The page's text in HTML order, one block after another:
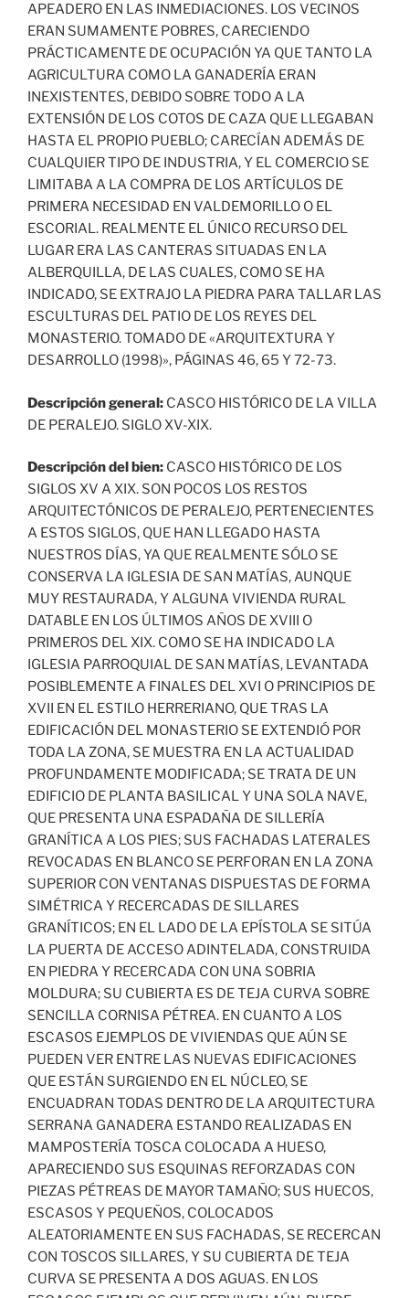
APEADERO EN LAS INMEDIACIONES. LOS VECINOS
ERAN SUMAMENTE POBRES, CARECIENDO
PRÁCTICAMENTE DE OCUPACIÓN YA QUE TANTO LA
AGRICULTURA COMO LA GANADERÍA ERAN
INEXISTENTES, DEBIDO SOBRE TODO A LA
EXTENSIÓN DE LOS COTOS DE CAZA QUE LLEGABAN
HASTA EL PROPIO PUEBLO; CARECÍAN ADEMÁS DE
CUALQUIER TIPO DE INDUSTRIA, Y EL COMERCIO SE
LIMITABA A LA COMPRA DE LOS ARTÍCULOS DE
PRIMERA NECESIDAD EN VALDEMORILLO O EL
ESCORIAL. REALMENTE EL ÚNICO RECURSO DEL
LUGAR ERA LAS CANTERAS SITUADAS EN LA
ALBERQUILLA, DE LAS CUALES, COMO SE HA
INDICADO, SE EXTRAJO LA PIEDRA PARA TALLAR LAS
ESCULTURAS DEL PATIO DE LOS REYES DEL
MONASTERIO. TOMADO DE «ARQUITEXTURA Y
DESARROLLO (1998)», PÁGINAS 46, 65 Y 72-73.
Descripción general: CASCO HISTÓRICO DE LA VILLA
DE PERALEJO. SIGLO XV-XIX.
Descripción del bien: CASCO HISTÓRICO DE LOS
SIGLOS XV A XIX. SON POCOS LOS RESTOS
ARQUITECTÓNICOS DE PERALEJO, PERTENECIENTES
A ESTOS SIGLOS, QUE HAN LLEGADO HASTA
NUESTROS DÍAS, YA QUE REALMENTE SÓLO SE
CONSERVA LA IGLESIA DE SAN MATÍAS, AUNQUE
MUY RESTAURADA, Y ALGUNA VIVIENDA RURAL
DATABLE EN LOS ÚLTIMOS AÑOS DE XVIII O
PRIMEROS DEL XIX. COMO SE HA INDICADO LA
IGLESIA PARROQUIAL DE SAN MATÍAS, LEVANTADA
POSIBLEMENTE A FINALES DEL XVI O PRINCIPIOS DE
XVII EN EL ESTILO HERRERIANO, QUE TRAS LA
EDIFICACIÓN DEL MONASTERIO SE EXTENDIÓ POR
TODA LA ZONA, SE MUESTRA EN LA ACTUALIDAD
PROFUNDAMENTE MODIFICADA; SE TRATA DE UN
EDIFICIO DE PLANTA BASILICAL Y UNA SOLA NAVE,
QUE PRESENTA UNA ESPADAÑA DE SILLERÍA
GRANÍTICA A LOS PIES; SUS FACHADAS LATERALES
REVOCADAS EN BLANCO SE PERFORAN EN LA ZONA
SUPERIOR CON VENTANAS DISPUESTAS DE FORMA
SIMÉTRICA Y RECERCADAS DE SILLARES
GRANÍTICOS; EN EL LADO DE LA EPÍSTOLA SE SITÚA
LA PUERTA DE ACCESO ADINTELADA, CONSTRUIDA
EN PIEDRA Y RECERCADA CON UNA SOBRIA
MOLDURA; SU CUBIERTA ES DE TEJA CURVA SOBRE
SENCILLA CORNISA PÉTREA. EN CUANTO A LOS
ESCASOS EJEMPLOS DE VIVIENDAS QUE AÚN SE
PUEDEN VER ENTRE LAS NUEVAS EDIFICACIONES
QUE ESTÁN SURGIENDO EN EL NÚCLEO, SE
ENCUADRAN TODAS DENTRO DE LA ARQUITECTURA
SERRANA GANADERA ESTANDO REALIZADAS EN
MAMPOSTERÍA TOSCA COLOCADA A HUESO,
APARECIENDO SUS ESQUINAS REFORZADAS CON
PIEZAS PÉTREAS DE MAYOR TAMAÑO; SUS HUECOS,
ESCASOS Y PEQUEÑOS, COLOCADOS
ALEATORIAMENTE EN SUS FACHADAS, SE RECERCAN
CON TOSCOS SILLARES, Y SU CUBIERTA DE TEJA
CURVA SE PRESENTA A DOS AGUAS. EN LOS